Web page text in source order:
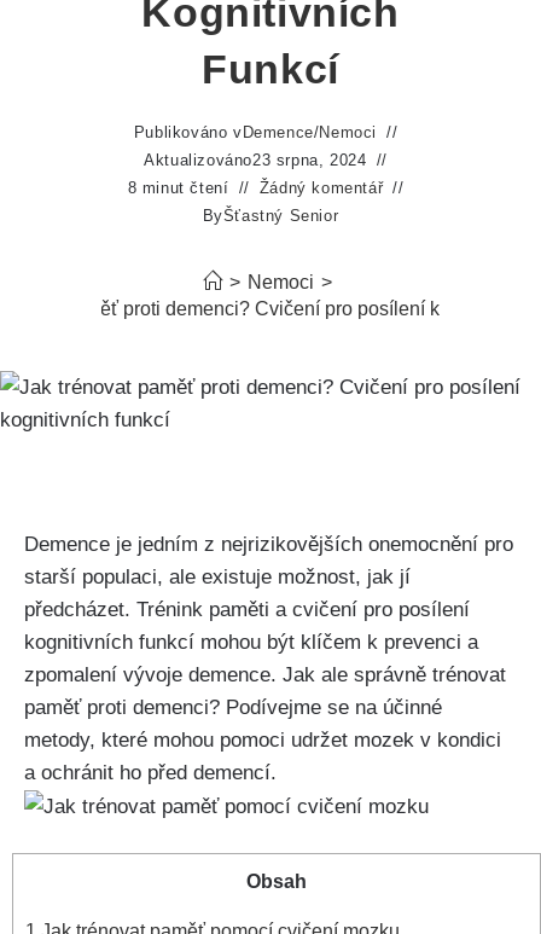
Kognitivních
Funkcí
Publikováno v Demence/Nemoci
Aktualizováno23 srpna, 2024
8 minut čtení
Žádný komentář
ByŠťastný Senior
> Nemoci >
paměť proti demenci? Cvičení pro posílení kognitivních
Demence je jedním z nejrizikovějších onemocnění pro
starší populaci, ale existuje možnost, jak jí
předcházet. Trénink paměti a cvičení pro posílení
kognitivních funkcí mohou být klíčem k prevenci a
zpomalení vývoje demence. Jak ale správně trénovat
paměť proti demenci? Podívejme se na účinné
metody, které mohou pomoci udržet mozek v kondici
a ochránit ho před demencí.
Obsah